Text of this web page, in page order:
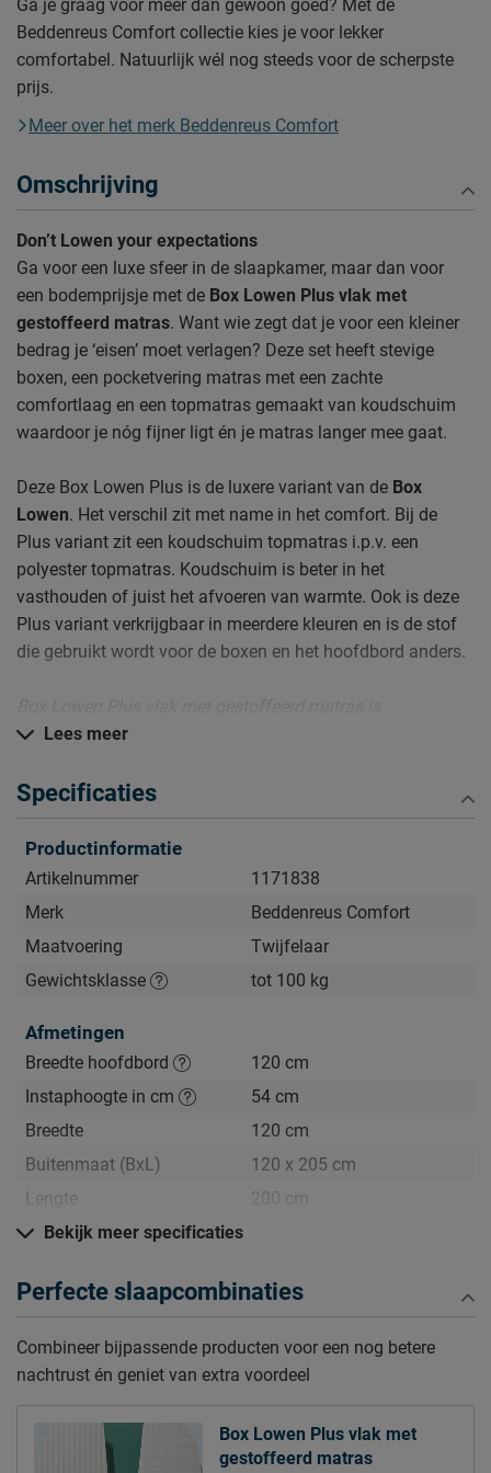
Ga je graag voor meer dan gewoon goed? Met de
Beddenreus Comfort collectie kies je voor lekker
comfortabel. Natuurlijk wél nog steeds voor de scherpste
prijs.
Meer over het merk Beddenreus Comfort
Omschrijving
Don’t Lowen your expectations
Ga voor een luxe sfeer in de slaapkamer, maar dan voor
een bodemprijsje met de Box Lowen Plus vlak met
gestoffeerd matras. Want wie zegt dat je voor een kleiner
bedrag je ‘eisen’ moet verlagen? Deze set heeft stevige
boxen, een pocketvering matras met een zachte
comfortlaag en een topmatras gemaakt van koudschuim
waardoor je nóg fijner ligt én je matras langer mee gaat.
Deze Box Lowen Plus is de luxere variant van de Box
Lowen. Het verschil zit met name in het comfort. Bij de
Plus variant zit een koudschuim topmatras i.p.v. een
polyester topmatras. Koudschuim is beter in het
vasthouden of juist het afvoeren van warmte. Ook is deze
Plus variant verkrijgbaar in meerdere kleuren en is de stof
die gebruikt wordt voor de boxen en het hoofdbord anders.
verkrijgbaar in meerdere maten en is geschikt voor een
tweepersoonsmatras en topmatras.
120 is één box. Meet daarom thuis v.t.v. op of de box
zonder problemen overal doorheen kan.
Luxere variant van de Box Lowen
Complete set
Extra goed slapen voor een scherpe prijs
Zo blijft Box Lowen Plus lang mooi (en schoon)
Kijk bij het kopje ‘Goed om te weten’ om alle tips & tricks te
zien.
Lees meer
Specificaties
Productinformatie
Artikelnummer
1171838
Merk
Beddenreus Comfort
Maatvoering
Twijfelaar
Gewichtsklasse
tot 100 kg
Afmetingen
Breedte hoofdbord
120 cm
Instaphoogte in cm
54 cm
Breedte
120 cm
Buitenmaat (BxL)
120 x 205 cm
Lengte
200 cm
Hoogte hoofdbord
Poothoogte
12 cm
Specificaties boxspring
Kleur
grey beige
polyester
Bekijk meer specificaties
Perfecte slaapcombinaties
Combineer bijpassende producten voor een nog betere
nachtrust én geniet van extra voordeel
Box Lowen Plus vlak met
gestoffeerd matras